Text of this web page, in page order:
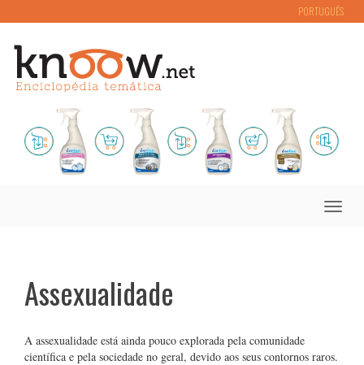
PORTUGUÊS
Toggle
Assexualidade
A assexualidade está ainda pouco explorada pela comunidade
científica e pela sociedade no geral, devido aos seus contornos raros.